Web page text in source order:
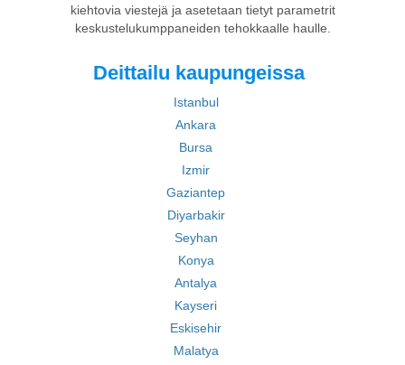
kiehtovia viestejä ja asetetaan tietyt parametrit
keskustelukumppaneiden tehokkaalle haulle.
Deittailu kaupungeissa
Istanbul
Ankara
Bursa
Izmir
Gaziantep
Diyarbakir
Seyhan
Konya
Antalya
Kayseri
Eskisehir
Malatya